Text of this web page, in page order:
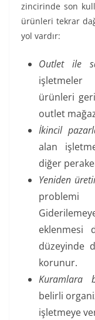
zincirinde son
ürünleri tekrar
yol vardır:
Outlet ile
işletmeler
ürünleri
outlet
İkincil
alan
diğer
Yeniden
eklenmesi
düzeyinde
korunur.
Kuramlara
belirli
işletmeye